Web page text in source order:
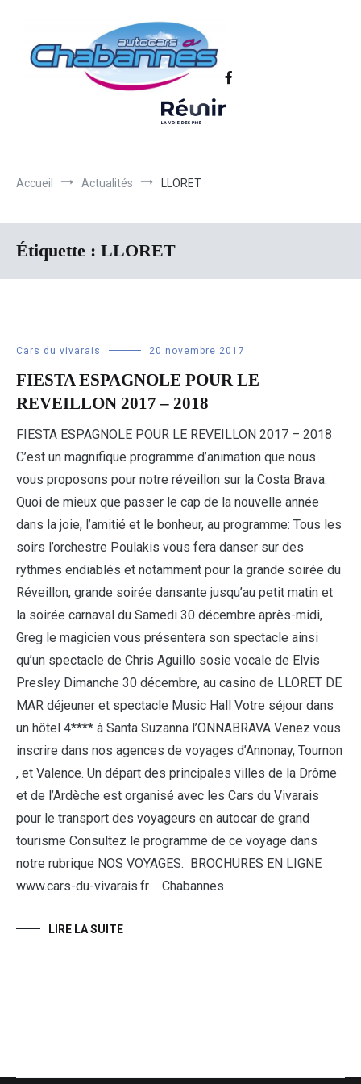
Autocars Chabannes | Transport en
Transport scolaire, Transports de personnel en Drôme Ardèche,
Transport touristique France et Europe
Accueil Actualités LLORET
Étiquette : LLORET
Cars du vivarais 20 novembre 2017
FIESTA ESPAGNOLE POUR LE
REVEILLON 2017 – 2018
FIESTA ESPAGNOLE POUR LE REVEILLON 2017 – 2018
C’est un magnifique programme d’animation que nous
vous proposons pour notre réveillon sur la Costa Brava.
Quoi de mieux que passer le cap de la nouvelle année
dans la joie, l’amitié et le bonheur, au programme: Tous les
soirs l’orchestre Poulakis vous fera danser sur des
rythmes endiablés et notamment pour la grande soirée du
Réveillon, grande soirée dansante jusqu’au petit matin et
la soirée carnaval du Samedi 30 décembre après-midi,
Greg le magicien vous présentera son spectacle ainsi
qu’un spectacle de Chris Aguillo sosie vocale de Elvis
Presley Dimanche 30 décembre, au casino de LLORET DE
MAR déjeuner et spectacle Music Hall Votre séjour dans
un hôtel 4**** à Santa Suzanna l’ONNABRAVA Venez vous
inscrire dans nos agences de voyages d’Annonay, Tournon
, et Valence. Un départ des principales villes de la Drôme
et de l’Ardèche est organisé avec les Cars du Vivarais
pour le transport des voyageurs en autocar de grand
tourisme Consultez le programme de ce voyage dans
notre rubrique NOS VOYAGES. BROCHURES EN LIGNE
www.cars-du-vivarais.fr Chabannes
LIRE LA SUITE